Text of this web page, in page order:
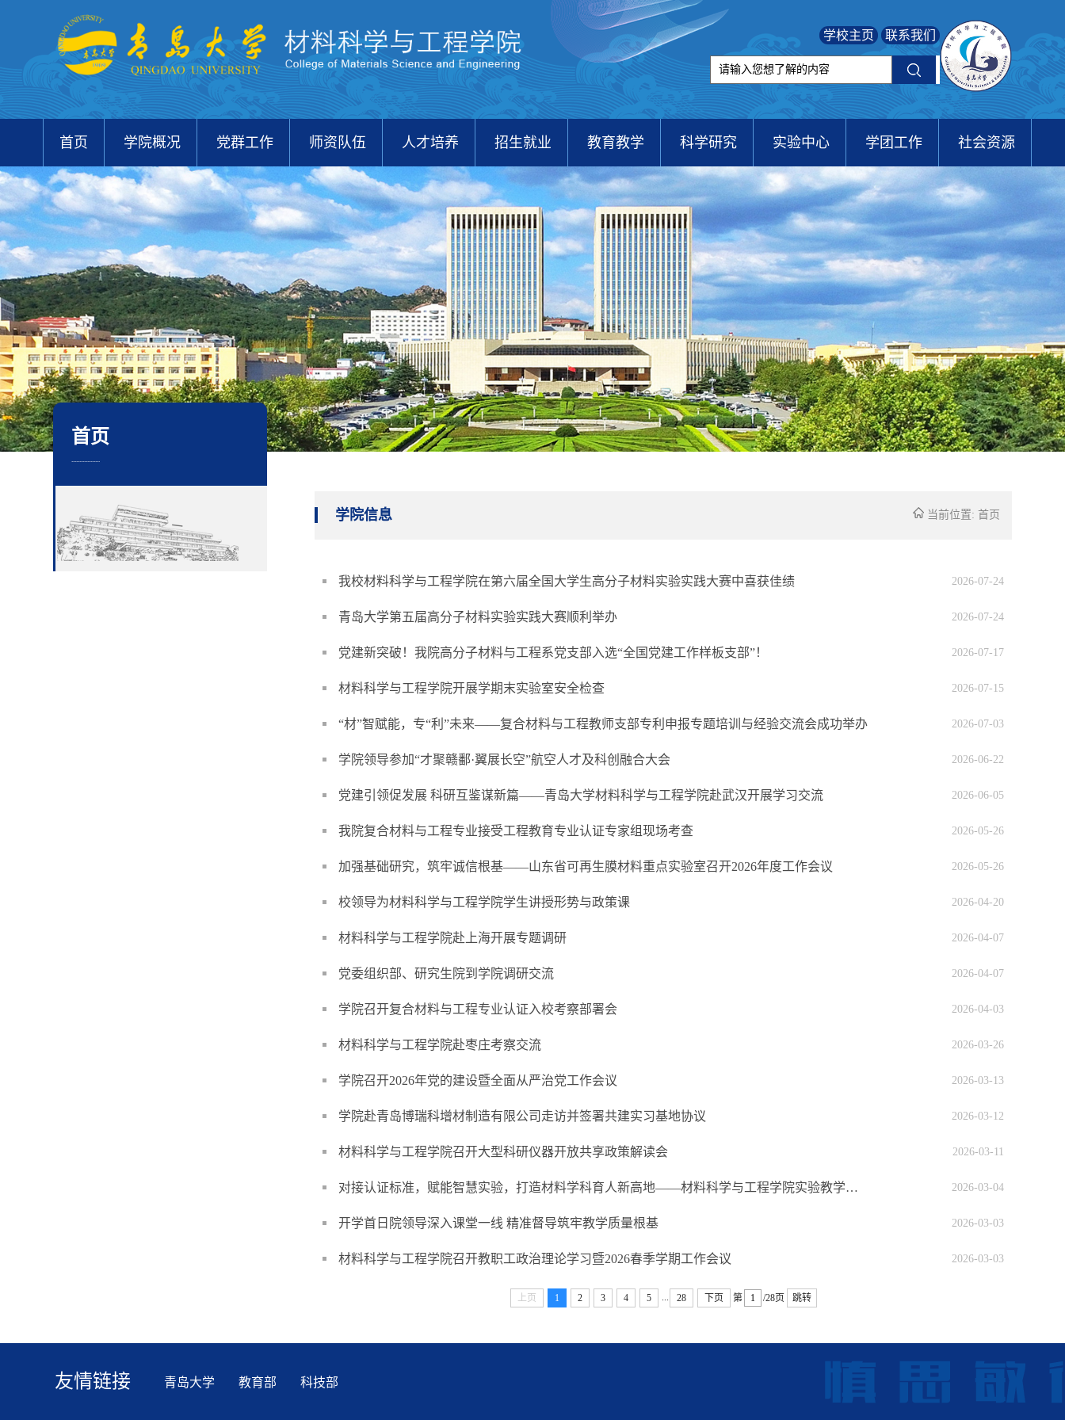
学校主页 联系我们
首页 学院概况 党群工作 师资队伍 人才培养 招生就业 教育教学 科学研究 实验中心 学团工作 社会资源
校友之家
首页
..................
学院信息 当前位置: 首页
我校材料科学与工程学院在第六届全国大学生高分子材料实验实践大赛中喜获佳绩 2026-07-24
青岛大学第五届高分子材料实验实践大赛顺利举办 2026-07-24
党建新突破！我院高分子材料与工程系党支部入选“全国党建工作样板支部”！ 2026-07-17
材料科学与工程学院开展学期末实验室安全检查 2026-07-15
“材”智赋能，专“利”未来——复合材料与工程教师支部专利申报专题培训与经验交流会成功举办 2026-07-03
学院领导参加“才聚赣鄱·翼展长空”航空人才及科创融合大会 2026-06-22
党建引领促发展 科研互鉴谋新篇——青岛大学材料科学与工程学院赴武汉开展学习交流 2026-06-05
我院复合材料与工程专业接受工程教育专业认证专家组现场考查 2026-05-26
加强基础研究，筑牢诚信根基——山东省可再生膜材料重点实验室召开2026年度工作会议 2026-05-26
校领导为材料科学与工程学院学生讲授形势与政策课 2026-04-20
材料科学与工程学院赴上海开展专题调研 2026-04-07
党委组织部、研究生院到学院调研交流 2026-04-07
学院召开复合材料与工程专业认证入校考察部署会 2026-04-03
材料科学与工程学院赴枣庄考察交流 2026-03-26
学院召开2026年党的建设暨全面从严治党工作会议 2026-03-13
学院赴青岛博瑞科增材制造有限公司走访并签署共建实习基地协议 2026-03-12
材料科学与工程学院召开大型科研仪器开放共享政策解读会 2026-03-11
对接认证标准，赋能智慧实验，打造材料学科育人新高地——材料科学与工程学院实验教学中心召开教学改革研讨会 2026-03-04
开学首日院领导深入课堂一线 精准督导筑牢教学质量根基 2026-03-03
材料科学与工程学院召开教职工政治理论学习暨2026春季学期工作会议 2026-03-03
上页 1 2 3 4 5 28 下页 第 /28页 跳转
友情链接 青岛大学 教育部 科技部